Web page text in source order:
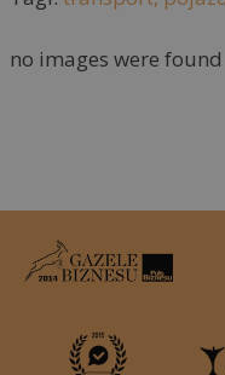
no images were found